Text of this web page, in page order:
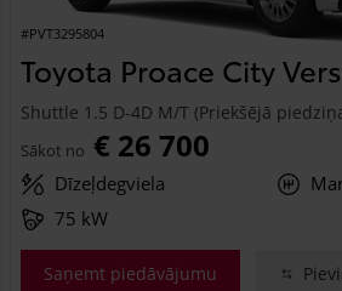
#PVT3295804
Toyota Proace City
Shuttle 1.5 D-4D M/T (Priekšējā
Sākot no € 26 700
Dīzeļdegviela
75 kW
Saņemt piedāvājumu